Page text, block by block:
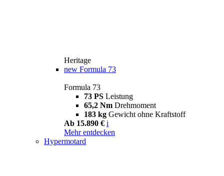
Heritage
new Formula 73
Formula 73
73 PS Leistung
65,2 Nm Drehmoment
183 kg Gewicht ohne Kraftstoff
Ab 15.890 € i
Mehr entdecken
Hypermotard